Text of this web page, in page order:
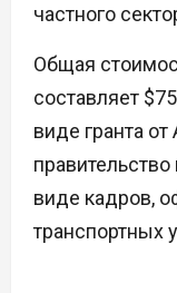
частного
Общая
составляет
виде гранта
виде кадров,
транспортных